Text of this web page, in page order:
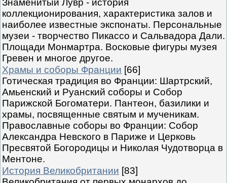
Знаменитый Лувр - история
коллекционирования, характеристика залов и
наиболее известные экспонаты. Персональные
музеи - творчество Пикассо и Сальвадора Дали.
Площади Монмартра. Восковые фигуры музея
Гревен и многое другое.
Храмы и соборы Франции [66]
Готическая традиция во Франции: Шартрский,
Амьенский и Руанский соборы и Собор
Парижской Богоматери. Пантеон, базилики и
храмы, посвященные святым и мученикам.
Православные соборы во Франции: Собор
Александра Невского в Париже и Церковь
Пресвятой Богородицы и Николая Чудотворца в
Ментоне.
История Великобритании [83]